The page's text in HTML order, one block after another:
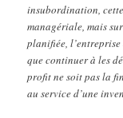
insubordination,
managériale, mais
planifiée,
que continuer à les
profit ne soit pas la
au service d’une